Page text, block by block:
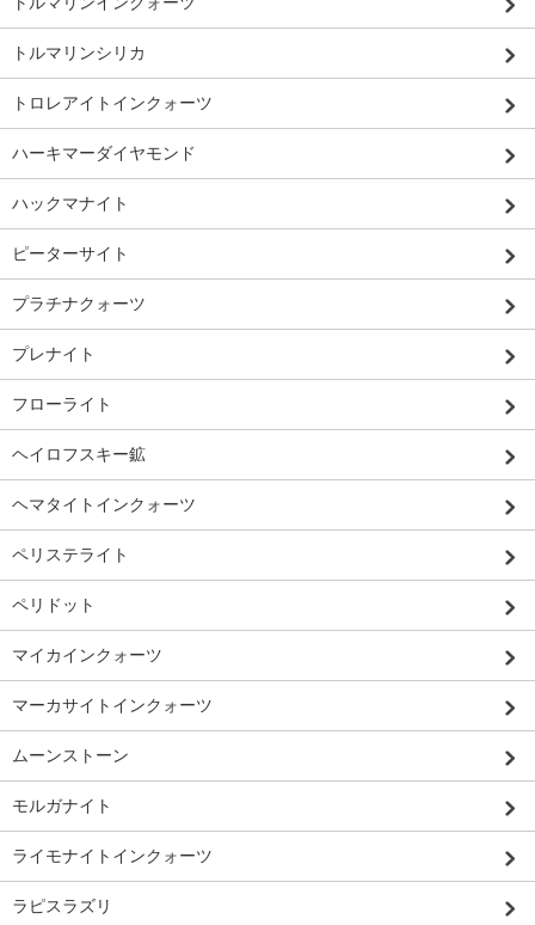
トルマリンシリカ
トロレアイトインクォーツ
ハーキマーダイヤモンド
ハックマナイト
ピーターサイト
プラチナクォーツ
プレナイト
フローライト
ヘイロフスキー鉱
ヘマタイトインクォーツ
ペリステライト
ペリドット
マイカインクォーツ
マーカサイトインクォーツ
ムーンストーン
モルガナイト
ライモナイトインクォーツ
ラピスラズリ